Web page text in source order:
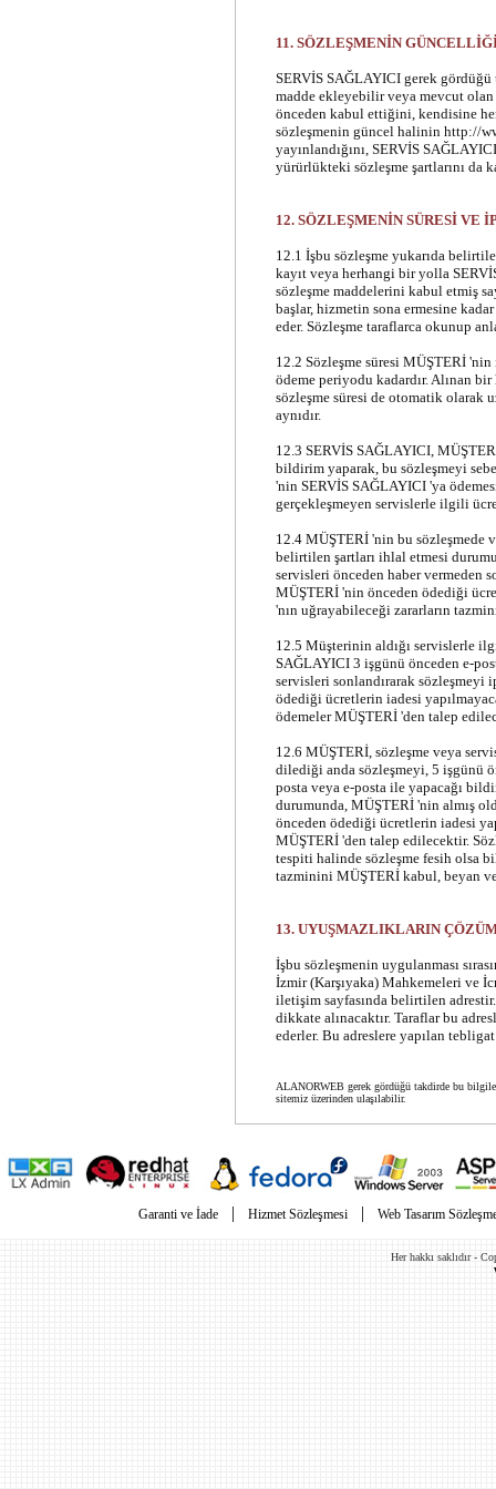
11. SÖZLEŞMENİN
SERVİS SAĞLAYICI gerek
madde ekleyebilir veya mevcut
önceden kabul ettiğini, kendisine
sözleşmenin güncel halinin http://
yayınlandığını, SERVİS
yürürlükteki sözleşme şartlarını da
12. SÖZLEŞMENİN SÜRESİ VE
12.1 İşbu sözleşme yukarıda
kayıt veya herhangi bir yolla
sözleşme maddelerini kabul etmiş
başlar, hizmetin sona ermesine
eder. Sözleşme taraflarca okunup
12.2 Sözleşme süresi MÜŞTERİ
ödeme periyodu kadardır. Alınan
sözleşme süresi de otomatik olarak
aynıdır.
12.3 SERVİS SAĞLAYICI,
bildirim yaparak, bu sözleşmeyi
'nin SERVİS SAĞLAYICI 'ya
gerçekleşmeyen servislerle ilgili
12.4 MÜŞTERİ 'nin bu sözleşmede
belirtilen şartları ihlal etmesi
servisleri önceden haber vermeden
MÜŞTERİ 'nin önceden ödediği
'nın uğrayabileceği zararların
12.5 Müşterinin aldığı servislerle
SAĞLAYICI 3 işgünü önceden e-
servisleri sonlandırarak
ödediği ücretlerin iadesi
ödemeler MÜŞTERİ 'den talep
12.6 MÜŞTERİ, sözleşme veya
dilediği anda sözleşmeyi, 5 işgünü
posta veya e-posta ile yapacağı
durumunda, MÜŞTERİ 'nin almış
önceden ödediği ücretlerin iadesi
MÜŞTERİ 'den talep edilecektir.
tespiti halinde sözleşme fesih olsa
tazminini MÜŞTERİ kabul, beyan
13. UYUŞMAZLIKLARIN
İşbu sözleşmenin uygulanması
İzmir (Karşıyaka) Mahkemeleri ve
iletişim sayfasında belirtilen
dikkate alınacaktır. Taraflar bu
ederler. Bu adreslere yapılan tebligat
ALANORWEB gerek gördüğü takdirde bu
sitemiz üzerinden ulaşılabilir.
Garanti ve İade | Hizmet Sözleşmesi | Web Tasarım
Her hakkı saklıdır -